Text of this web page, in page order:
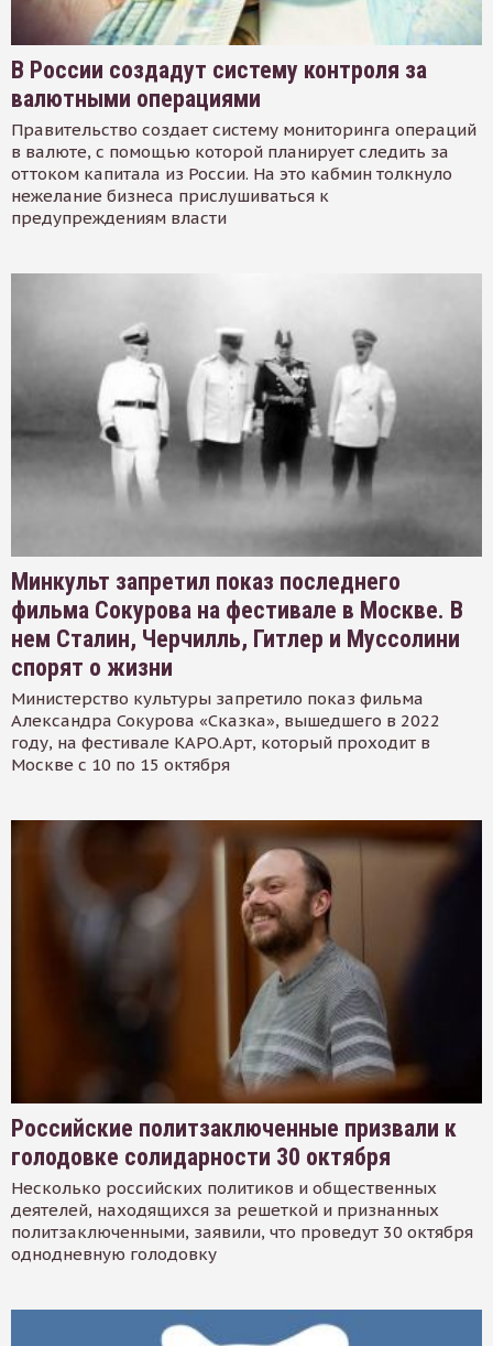
В России создадут систему контроля за
валютными операциями
Правительство создает систему мониторинга операций
в валюте, с помощью которой планирует следить за
оттоком капитала из России. На это кабмин толкнуло
нежелание бизнеса прислушиваться к
предупреждениям власти
Минкульт запретил показ последнего
фильма Сокурова на фестивале в Москве. В
нем Сталин, Черчилль, Гитлер и Муссолини
спорят о жизни
Министерство культуры запретило показ фильма
Александра Сокурова «Сказка», вышедшего в 2022
году, на фестивале КАРО.Арт, который проходит в
Москве с 10 по 15 октября
Российские политзаключенные призвали к
голодовке солидарности 30 октября
Несколько российских политиков и общественных
деятелей, находящихся за решеткой и признанных
политзаключенными, заявили, что проведут 30 октября
однодневную голодовку